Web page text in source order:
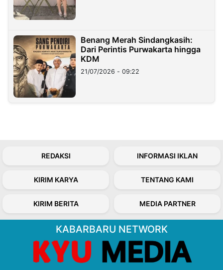
Benang Merah Sindangkasih:
Dari Perintis Purwakarta hingga
KDM
21/07/2026 - 09:22
REDAKSI INFORMASI IKLAN
KIRIM KARYA TENTANG KAMI
KIRIM BERITA MEDIA PARTNER
KABARBARU NETWORK